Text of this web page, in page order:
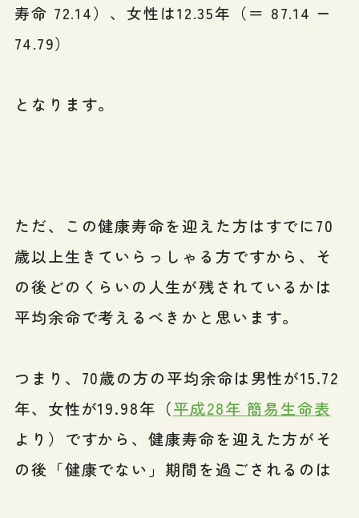
寿命 72.14）、女性は12.35年（＝ 87.14 ー
74.79）
となります。
ただ、この健康寿命を迎えた方はすでに70
歳以上生きていらっしゃる方ですから、そ
の後どのくらいの人生が残されているかは
平均余命で考えるべきかと思います。
つまり、70歳の方の平均余命は男性が15.72
年、女性が19.98年（平成28年 簡易生命表
より）ですから、健康寿命を迎えた方がそ
の後「健康でない」期間を過ごされるのは